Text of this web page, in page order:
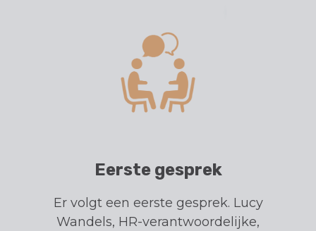
Eerste gesprek
Er volgt een eerste gesprek. Lucy
Wandels, HR-verantwoordelijke,